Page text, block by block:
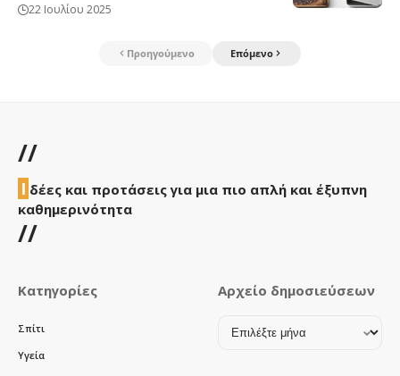
22 Ιουλίου 2025
Προηγούμενο Επόμενο
//
Ι δέες και προτάσεις για μια πιο απλή και έξυπνη
καθημερινότητα
//
Κατηγορίες
Σπίτι
Υγεία
Αρχείο δημοσιεύσεων
Αρχείο